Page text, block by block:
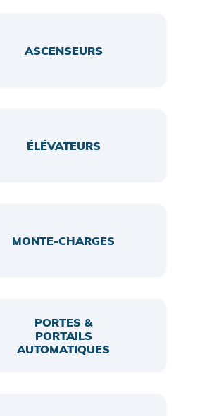
ASCENSEURS
ÉLÉVATEURS
MONTE-CHARGES
PORTES &
PORTAILS
AUTOMATIQUES